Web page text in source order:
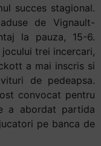
succes stagional.
de Vignault-
la pauza, 15-6.
trei incercari,
a mai inscris si
de pedeapsa.
convocat pentru
a abordat partida
pe banca de